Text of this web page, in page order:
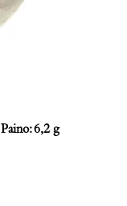
6,2 g